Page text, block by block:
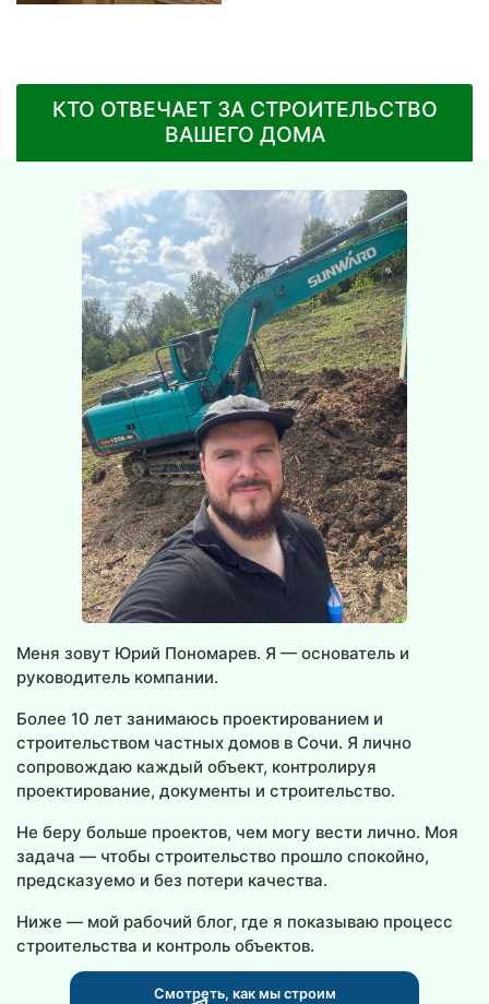
КТО ОТВЕЧАЕТ ЗА СТРОИТЕЛЬСТВО
ВАШЕГО ДОМА
Меня зовут Юрий Пономарев. Я — основатель и
руководитель компании.
Более 10 лет занимаюсь проектированием и
строительством частных домов в Сочи. Я лично
сопровождаю каждый объект, контролируя
проектирование, документы и строительство.
Не беру больше проектов, чем могу вести лично. Моя
задача — чтобы строительство прошло спокойно,
предсказуемо и без потери качества.
Ниже — мой рабочий блог, где я показываю процесс
строительства и контроль объектов.
Смотреть, как мы строим